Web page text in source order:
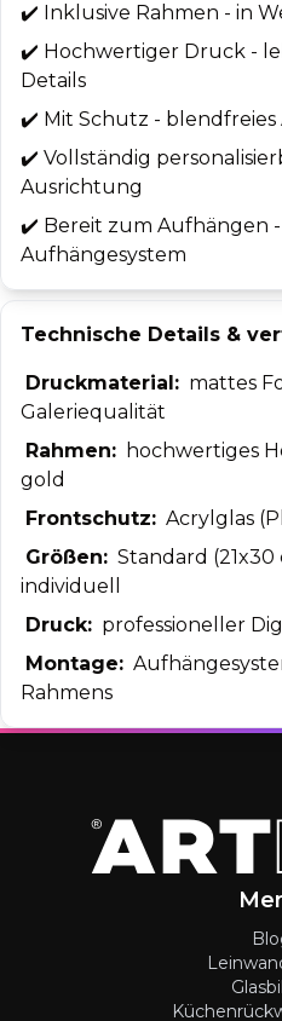
✔️ Inklusive Rahmen - in
✔️ Hochwertiger Druck -
Details
✔️ Mit Schutz - blendfreies
✔️ Vollständig
Ausrichtung
✔️ Bereit zum Aufhängen
Aufhängesystem
Technische Details &
Druckmaterial: mattes
Galeriequalität
Rahmen: hochwertiges
gold
Frontschutz: Acrylglas
Größen: Standard
individuell
Druck: professioneller
Montage:
Rahmens